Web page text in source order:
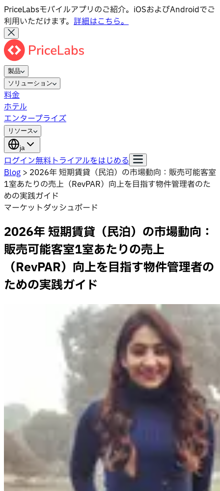
PriceLabsモバイルアプリのご紹介。iOSおよびAndroidでご
利用いただけます。 詳細はこちら。
製品
ソリューション
料金
ホテル
エンタープライズ
リソース
ja
ログイン無料トライアルをはじめる
Blog > 2026年 短期賃貸（民泊）の市場動向：販売可能客室
1室あたりの売上（RevPAR）向上を目指す物件管理者のた
めの実践ガイド
マーケットダッシュボード
2026年 短期賃貸（民泊）の市場動向：
販売可能客室1室あたりの売上
（RevPAR）向上を目指す物件管理者の
ための実践ガイド